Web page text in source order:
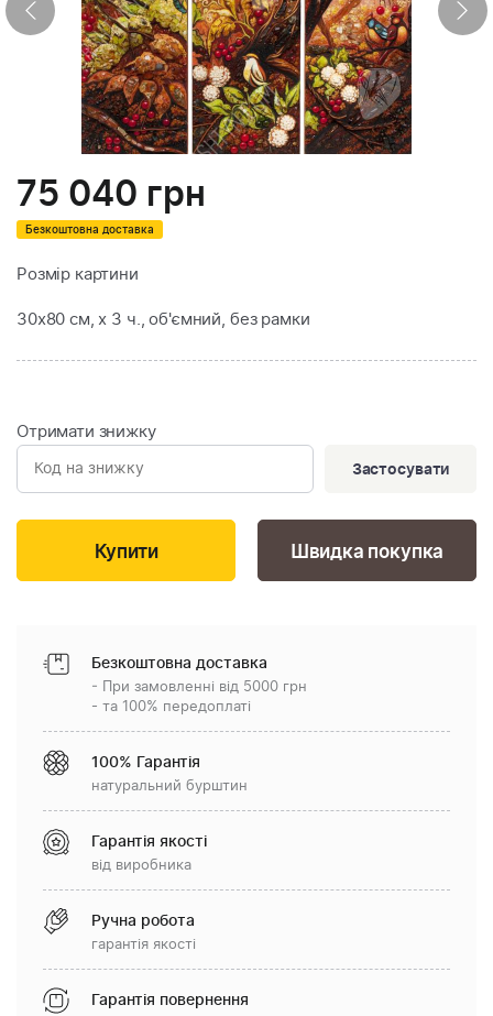
75 040 грн
Безкоштовна доставка
Розмір картини
30х80 см, х 3 ч., об'ємний, без рамки
Отримати знижку
Застосувати
Швидка покупка
Безкоштовна доставка
- При замовленні від 5000 грн
- та 100% передоплаті
100% Гарантія
натуральний бурштин
Гарантія якості
від виробника
Ручна робота
гарантія якості
Гарантія повернення